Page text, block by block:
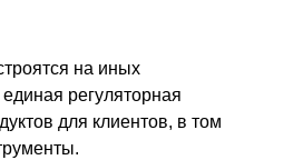
на иных
регуляторная
для клиентов, в том